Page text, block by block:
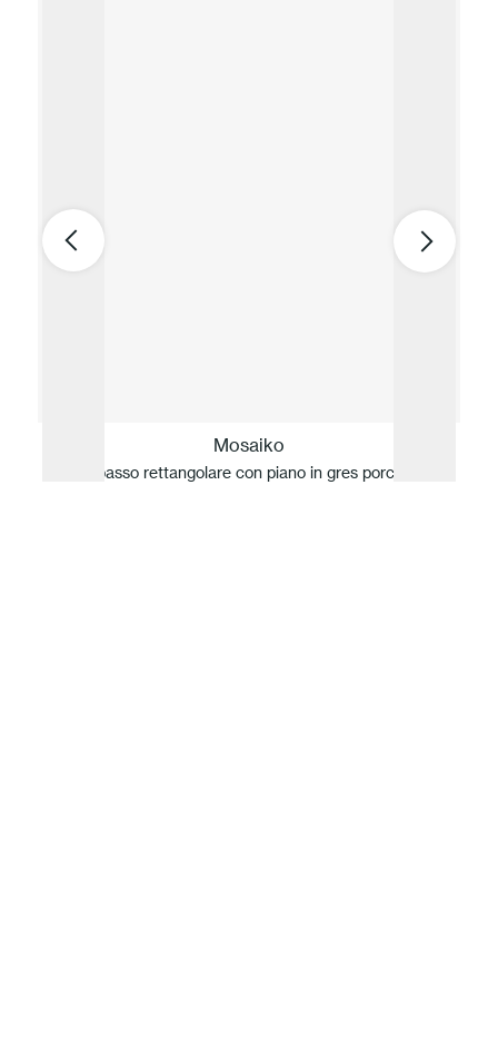
Mosaiko
Tavolo basso rettangolare con piano in gres porcellanato